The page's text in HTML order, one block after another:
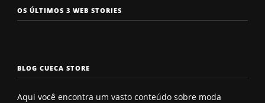
OS ÚLTIMOS 3 WEB STORIES
Os 7 tipos de
rosto
seu?
Cueca com
enchimento
a cueca
Roberto
BLOG CUECA STORE
Aqui você encontra um vasto conteúdo sobre moda